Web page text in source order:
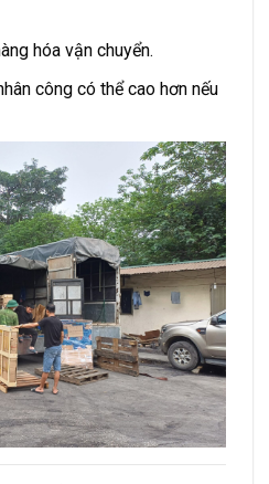
hóa vận chuyển.
công có thể cao hơn nếu